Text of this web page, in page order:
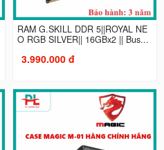
RAM G.SKILL DDR 5||ROYAL NE
O RGB SILVER|| 16GBx2 || Bus...
3.990.000 đ